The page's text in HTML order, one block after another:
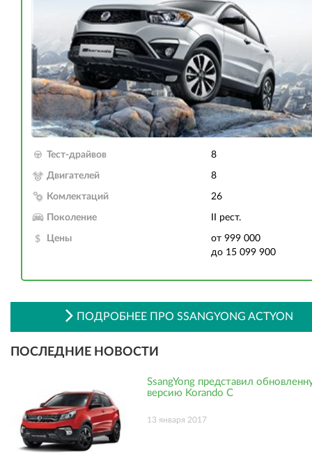
Тест-драйвов 8
Двигателей 8
Комлектаций 26
Поколение II рест.
Цены
от 999 000
до 15 099 900
ПОДРОБНЕЕ ПРО SSANGYONG ACTYON
ПОСЛЕДНИЕ НОВОСТИ
SsangYong представил
версию Korando C
13 января 2017